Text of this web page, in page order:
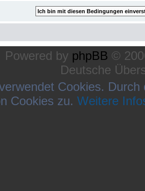
Powered by phpBB ©
Deutsche
Cookies.
Cookies zu. Weitere